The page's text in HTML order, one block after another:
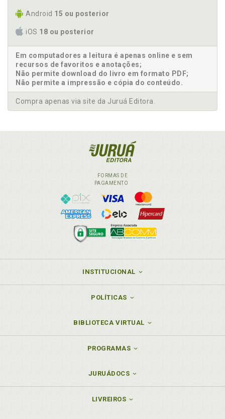
Android 15 ou posterior
iOS 18 ou posterior
Em computadores a leitura é apenas online e sem
recursos de favoritos e anotações;
Não permite download do livro em formato PDF;
Não permite a impressão e cópia do conteúdo.
Compra apenas via site da Juruá Editora.
FORMAS DE
PAGAMENTO
INSTITUCIONAL
POLÍTICAS
BIBLIOTECA VIRTUAL
PROGRAMAS
JURUÁDOCS
LIVREIROS